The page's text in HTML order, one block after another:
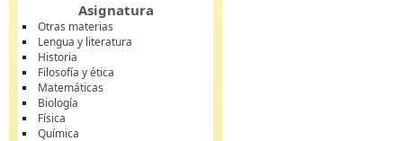
Asignatura
Otras materias
Lengua y literatura
Historia
Filosofía y ética
Matemáticas
Biología
Física
Química